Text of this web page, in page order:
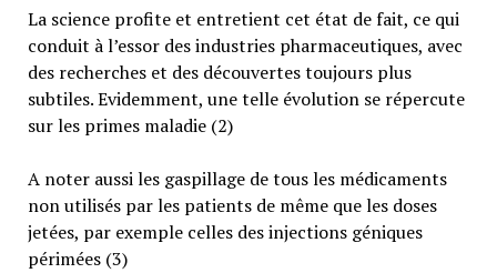
La science profite et entretient cet état de fait, ce qui
conduit à l’essor des industries pharmaceutiques, avec
des recherches et des découvertes toujours plus
subtiles. Evidemment, une telle évolution se répercute
sur les primes maladie (2)
A noter aussi les gaspillage de tous les médicaments
non utilisés par les patients de même que les doses
jetées, par exemple celles des injections géniques
périmées (3)